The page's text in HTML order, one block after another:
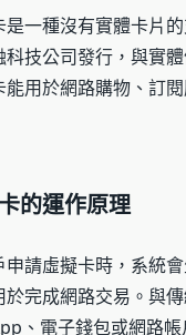
是一種沒有實體卡片
科技公司發行，與實
能用於網路購物、訂
的運作原理
申請虛擬卡時，系統
於完成網路交易。與
、電子錢包或網路